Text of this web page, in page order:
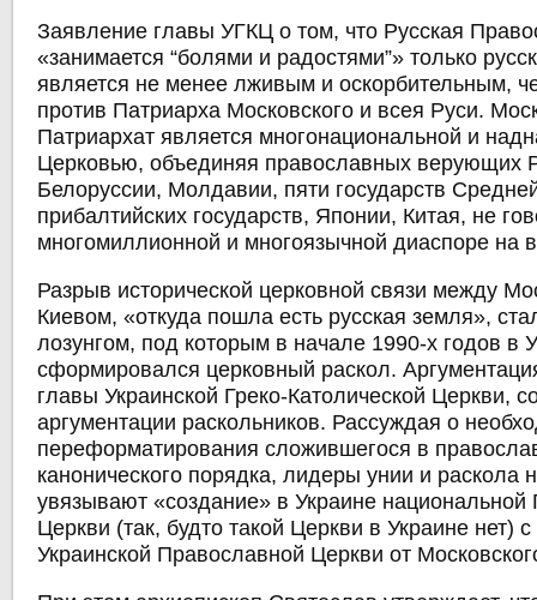
Заявление главы УГКЦ о том, что Русская
«занимается “болями и радостями”» только
является не менее лживым и оскорбительным,
против Патриарха Московского и всея Руси.
Патриархат является многонациональной и
Церковью, объединяя православных верующих
Белоруссии, Молдавии, пяти государств
прибалтийских государств, Японии, Китая, не
многомиллионной и многоязычной диаспоре на
Разрыв исторической церковной связи между
Киевом, «откуда пошла есть русская земля»,
лозунгом, под которым в начале 1990-х годов в
сформировался церковный раскол.
главы Украинской Греко-Католической Церкви,
аргументации раскольников. Рассуждая о
переформатирования сложившегося в
канонического порядка, лидеры унии и раскола
увязывают «создание» в Украине
Церкви (так, будто такой Церкви в Украине нет)
Украинской Православной Церкви от